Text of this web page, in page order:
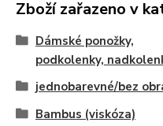
Zboží zařazeno v
Dámské ponožky,
podkolenky,
jednobarevné/bez
Bambus (viskóza)